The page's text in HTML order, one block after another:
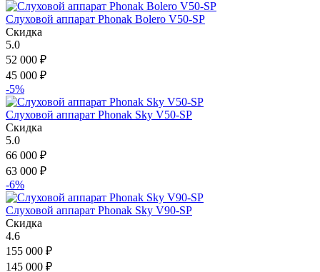
Слуховой аппарат Phonak Bolero V50-SP
Скидка
5.0
52 000 ₽
45 000 ₽
-5%
Слуховой аппарат Phonak Sky V50-SP
Скидка
5.0
66 000 ₽
63 000 ₽
-6%
Слуховой аппарат Phonak Sky V90-SP
Скидка
4.6
155 000 ₽
145 000 ₽